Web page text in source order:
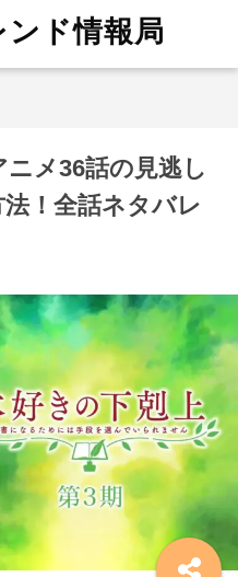
ド情報局
ニメ36話の見逃し
！全話ネタバレ